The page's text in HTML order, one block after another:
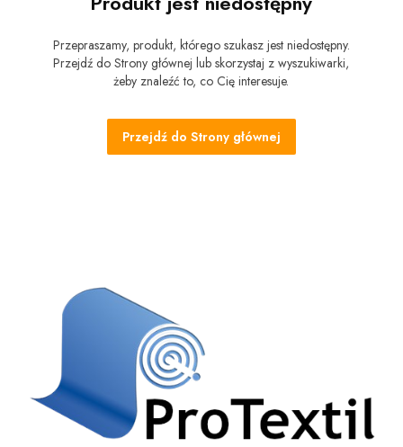
Przepraszamy, produkt, którego szukasz jest niedostępny.
Przejdź do Strony głównej lub skorzystaj z wyszukiwarki,
żeby znaleźć to, co Cię interesuje.
Przejdź do Strony głównej